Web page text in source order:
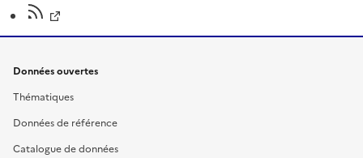
Données ouvertes
Thématiques
Données de référence
Catalogue de données